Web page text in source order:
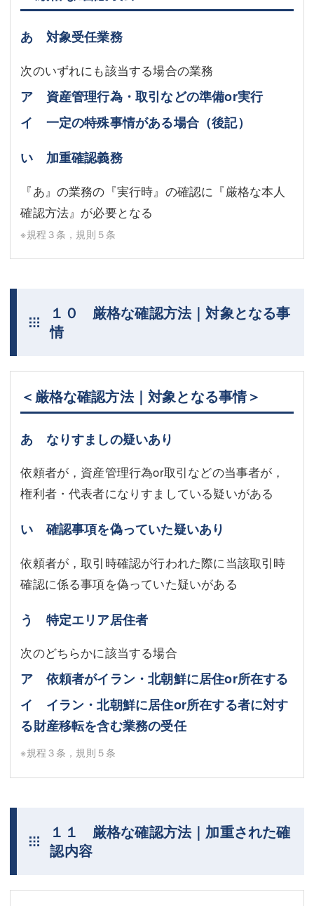
あ 対象受任業務
次のいずれにも該当する場合の業務
ア 資産管理行為・取引などの準備or実行
イ 一定の特殊事情がある場合（後記）
い 加重確認義務
『あ』の業務の『実行時』の確認に『厳格な本人
確認方法』が必要となる
※規程３条，規則５条
１０ 厳格な確認方法｜対象となる事
情
＜厳格な確認方法｜対象となる事情＞
あ なりすましの疑いあり
依頼者が，資産管理行為or取引などの当事者が，
権利者・代表者になりすましている疑いがある
い 確認事項を偽っていた疑いあり
依頼者が，取引時確認が行われた際に当該取引時
確認に係る事項を偽っていた疑いがある
う 特定エリア居住者
次のどちらかに該当する場合
ア 依頼者がイラン・北朝鮮に居住or所在する
イ イラン・北朝鮮に居住or所在する者に対す
る財産移転を含む業務の受任
※規程３条，規則５条
１１ 厳格な確認方法｜加重された確
認内容